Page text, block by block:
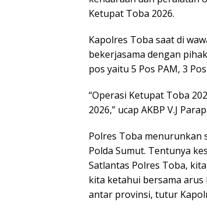
Ketupat Toba 2026.
Kapolres Toba saat di
bekerjasama dengan
pos yaitu 5 Pos PAM, 3
“Operasi Ketupat Toba
2026,” ucap AKBP V.J
Polres Toba menurunkan
Polda Sumut. Tentunya
Satlantas Polres Toba,
kita ketahui bersama
antar provinsi, tutur